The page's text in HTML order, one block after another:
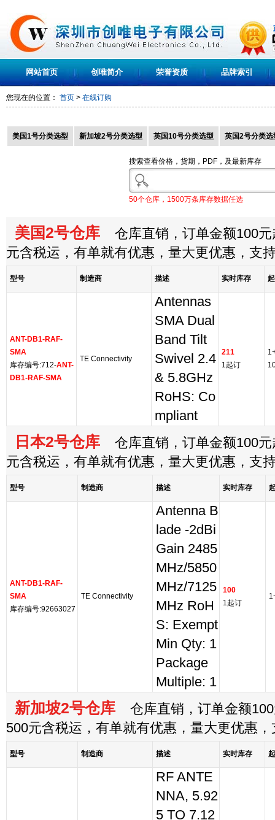
网站首页 创唯简介 荣誉资质 品牌索引
您现在的位置： 首页 > 在线订购
美国1号分类选型 新加坡2号分类选型 英国10号分类选型 英国2号分类选
搜索查看价格，货期，PDF，及最新库存
50个仓库，1500万条库存数据任选
美国2号仓库 仓库直销，订单金额100元
元含税运，有单就有优惠，量大更优惠，支
型号 制造商 描述 实时库存
ANT-DB1-RAF-
SMA
库存编号:712-ANT-
DB1-RAF-SMA
TE Connectivity
Antennas
SMA Dual
Band Tilt
Swivel 2.4
& 5.8GHz
RoHS: Co
mpliant
211
1起订
日本2号仓库 仓库直销，订单金额100元
元含税运，有单就有优惠，量大更优惠，支
型号 制造商 描述 实时库存
ANT-DB1-RAF-
SMA
库存编号:92663027
TE Connectivity
Antenna B
lade -2dBi
Gain 2485
MHz/5850
MHz/7125
MHz RoH
S: Exempt
Min Qty: 1
Package
Multiple: 1
100
1起订
新加坡2号仓库 仓库直销，订单金额
500元含税运，有单就有优惠，量大更优惠
型号 制造商 描述 实时库存
RF ANTE
NNA, 5.92
5 TO 7.12